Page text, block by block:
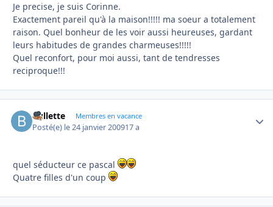
Je precise, je suis Corinne.
Exactement pareil qu'à la maison!!!!! ma soeur a totalement
raison. Quel bonheur de les voir aussi heureuses, gardant
leurs habitudes de grandes charmeuses!!!!!
Quel reconfort, pour moi aussi, tant de tendresses
reciproque!!!
bullette Membres en vacance
Posté(e) le 24 janvier 200917 a
quel séducteur ce pascal
Quatre filles d'un coup